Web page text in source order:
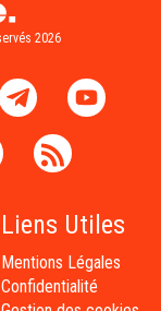
2026
Liens Utiles
Mentions Légales
Confidentialité